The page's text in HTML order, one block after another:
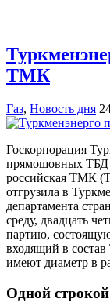
ТМК
Газ, Новость дня
Госкорпорация
прямошовных ТБД
российская ТМК
отгрузила в
департамента
среду, двадцать
партию,
входящий в
имеют диаметр в
Одной строкой